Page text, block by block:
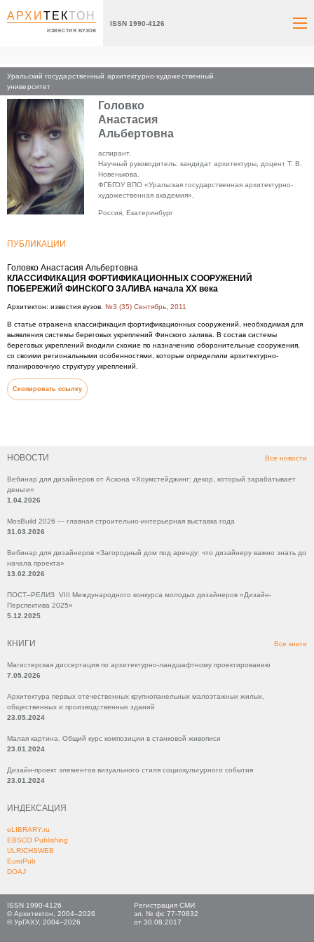
АРХИТЕКТОН
ИЗВЕСТИЯ ВУЗОВ
ISSN 1990-4126
Уральский государственный архитектурно-художественный
университет
НОВОСТИ Все новости
Вебинар для дизайнеров от Аскона «Хоумстейджинг: декор, который зарабатывает
деньги»
1.04.2026
MosBuild 2026 — главная строительно-интерьерная выставка года
31.03.2026
Вебинар для дизайнеров «Загородный дом под аренду: что дизайнеру важно знать до
начала проекта»
13.02.2026
ПОСТ–РЕЛИЗ VIII Международного конкурса молодых дизайнеров «Дизайн-
Перспектива 2025»
5.12.2025
КНИГИ Все книги
Магистерская диссертация по архитектурно-ландшафтному проектированию
7.05.2026
Архитектура первых отечественных крупнопанельных малоэтажных жилых,
общественных и производственных зданий
23.05.2024
Малая картина. Общий курс композиции в станковой живописи
23.01.2024
Дизайн-проект элементов визуального стиля социокультурного события
23.01.2024
ИНДЕКСАЦИЯ
eLIBRARY.ru
EBSCO Publishing
ULRICHSWEB
EuroPub
DOAJ
Главная
Головко
Анастасия
Альбертовна
аспирант.
Научный руководитель: кандидат архитектуры, доцент Т. В.
Новенькова.
ФГБГОУ ВПО «Уральская государственная архитектурно-
художественная академия»,
Россия, Екатеринбург
ПУБЛИКАЦИИ
Головко Анастасия Альбертовна
КЛАССИФИКАЦИЯ ФОРТИФИКАЦИОННЫХ СООРУЖЕНИЙ
ПОБЕРЕЖИЙ ФИНСКОГО ЗАЛИВА начала XX века
Архитектон: известия вузов. №3 (35) Сентябрь, 2011
В статье отражена классификация фортификационных сооружений, необходимая для
выявления системы береговых укреплений Финского залива. В состав системы
береговых укреплений входили схожие по назначению оборонительные сооружения,
со своими региональными особенностями, которые определили архитектурно-
планировочную структуру укреплений.
Скопировать ссылку
ISSN 1990-4126
© Архитектон, 2004–2026
© УрГАХУ, 2004–2026
Регистрация СМИ
эл. № фс 77-70832
от 30.08.2017